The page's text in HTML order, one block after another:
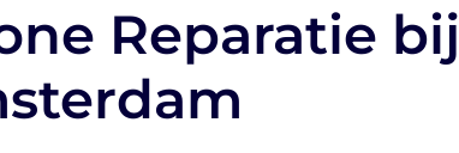
Reparatie bij